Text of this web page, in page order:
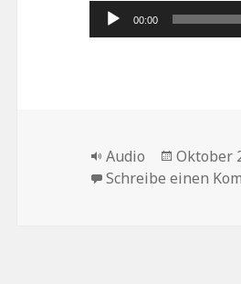
Audio-
Player
00:00
Format
Audio
am
Oktober
Schreibe einen